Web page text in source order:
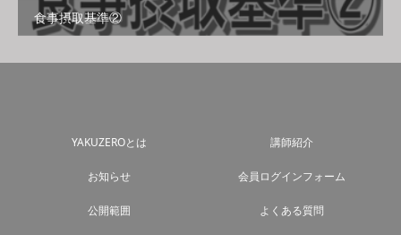
食事摂取基準②
YAKUZEROとは 講師紹介
お知らせ 会員ログインフォーム
公開範囲 よくある質問